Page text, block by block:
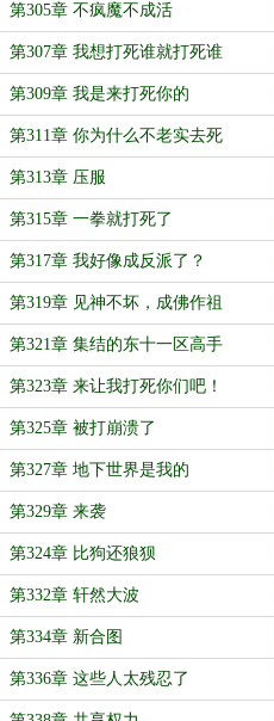
第305章 不疯魔不成活
第307章 我想打死谁就打死谁
第309章 我是来打死你的
第311章 你为什么不老实去死
第313章 压服
第315章 一拳就打死了
第317章 我好像成反派了？
第319章 见神不坏，成佛作祖
第321章 集结的东十一区高手
第323章 来让我打死你们吧！
第325章 被打崩溃了
第327章 地下世界是我的
第329章 来袭
第324章 比狗还狼狈
第332章 轩然大波
第334章 新合图
第336章 这些人太残忍了